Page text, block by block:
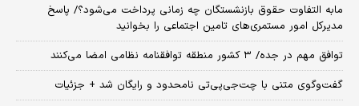
مابه التفاوت حقوق بازنشستگان چه زمانی پرداخت می‌شود؟/ پاسخ
مدیرکل امور مستمری‌های تامین اجتماعی را بخوانید
توافق مهم در جده/ ۳ کشور منطقه توافقنامه نظامی امضا می‌کنند
گفت‌وگوی متنی با چت‌جی‌پی‌تی نامحدود و رایگان شد + جزئیات